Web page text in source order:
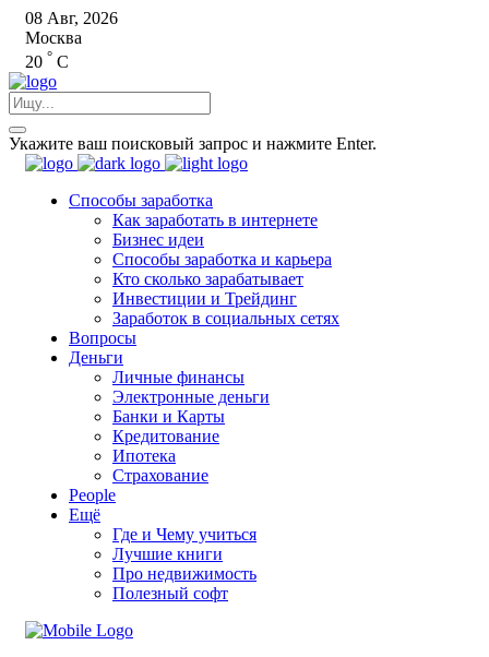
08 Авг, 2026
Москва
20 ° C
Укажите ваш поисковый запрос и нажмите Enter.
Способы заработка
Как заработать в интернете
Бизнес идеи
Способы заработка и карьера
Кто сколько зарабатывает
Инвестиции и Трейдинг
Заработок в социальных сетях
Вопросы
Деньги
Личные финансы
Электронные деньги
Банки и Карты
Кредитование
Ипотека
Страхование
People
Ещё
Где и Чему учиться
Лучшие книги
Про недвижимость
Полезный софт